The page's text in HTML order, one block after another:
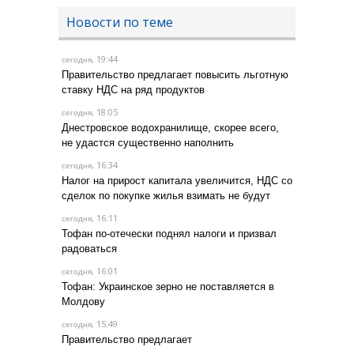
Новости по теме
сегодня, 19:44
Правительство предлагает повысить льготную
ставку НДС на ряд продуктов
сегодня, 18:05
Днестровское водохранилище, скорее всего,
не удастся существенно наполнить
сегодня, 16:34
Налог на прирост капитала увеличится, НДС со
сделок по покупке жилья взимать не будут
сегодня, 16:11
Тофан по-отечески поднял налоги и призвал
радоваться
сегодня, 16:01
Тофан: Украинское зерно не поставляется в
Молдову
сегодня, 15:49
Правительство предлагает